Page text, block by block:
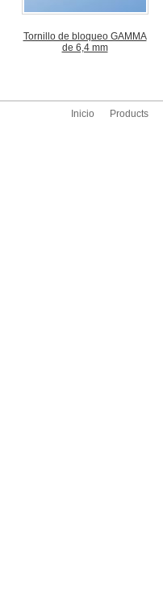
Tornillo de bloqueo GAMMA
de 6,4 mm
Inicio Products